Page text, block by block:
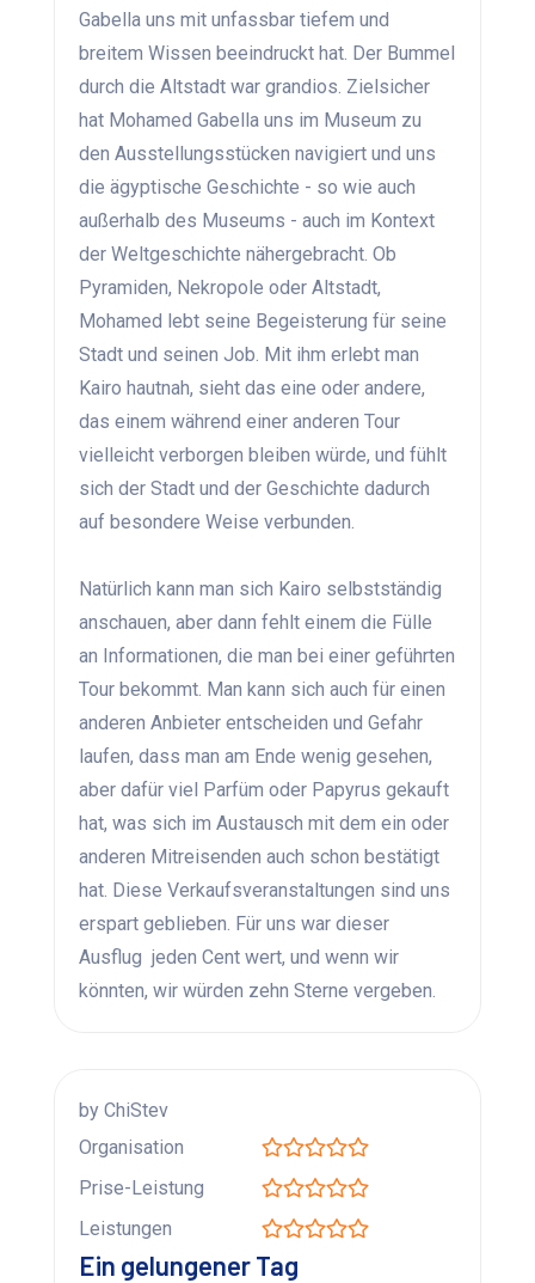
Gabella uns mit unfassbar tiefem und
breitem Wissen beeindruckt hat. Der Bummel
durch die Altstadt war grandios. Zielsicher
hat Mohamed Gabella uns im Museum zu
den Ausstellungsstücken navigiert und uns
die ägyptische Geschichte - so wie auch
außerhalb des Museums - auch im Kontext
der Weltgeschichte nähergebracht. Ob
Pyramiden, Nekropole oder Altstadt,
Mohamed lebt seine Begeisterung für seine
Stadt und seinen Job. Mit ihm erlebt man
Kairo hautnah, sieht das eine oder andere,
das einem während einer anderen Tour
vielleicht verborgen bleiben würde, und fühlt
sich der Stadt und der Geschichte dadurch
auf besondere Weise verbunden.
Natürlich kann man sich Kairo selbstständig
anschauen, aber dann fehlt einem die Fülle
an Informationen, die man bei einer geführten
Tour bekommt. Man kann sich auch für einen
anderen Anbieter entscheiden und Gefahr
laufen, dass man am Ende wenig gesehen,
aber dafür viel Parfüm oder Papyrus gekauft
hat, was sich im Austausch mit dem ein oder
anderen Mitreisenden auch schon bestätigt
hat. Diese Verkaufsveranstaltungen sind uns
erspart geblieben. Für uns war dieser
Ausflug jeden Cent wert, und wenn wir
könnten, wir würden zehn Sterne vergeben.
by ChiStev
Organisation
Prise-Leistung
Leistungen
Ein gelungener Tag